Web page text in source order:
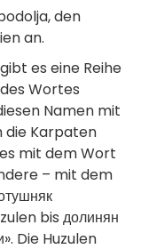
den
an.
es eine Reihe
Wortes
Namen mit
die Karpaten
mit dem Wort
– mit dem
bis долинян
Die Huzulen